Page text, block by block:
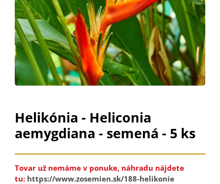
Helikónia - Heliconia
aemygdiana - semená - 5 ks
Tovar už nemáme v ponuke, náhradu nájdete
tu: https://www.zosemien.sk/188-helikonie